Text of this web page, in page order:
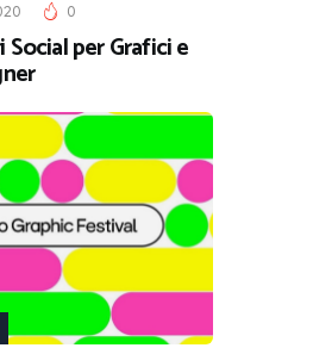
0
per Grafici e